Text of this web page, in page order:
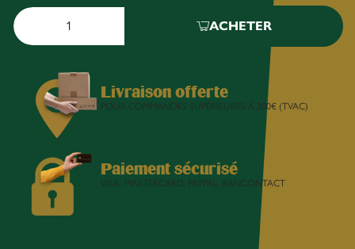
ACHETER
Livraison offerte
POUR COMMANDES SUPÉRIEURES À 200€ (TVAC)
Paiement sécurisé
VISA, MASTERCARD, PAYPAL, BANCONTACT